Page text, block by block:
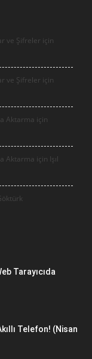
ve Şifreler için
ve Şifreler için
Aktarma için
Aktarma için Işıl
Tarayıcıda
Telefon! (Nisan